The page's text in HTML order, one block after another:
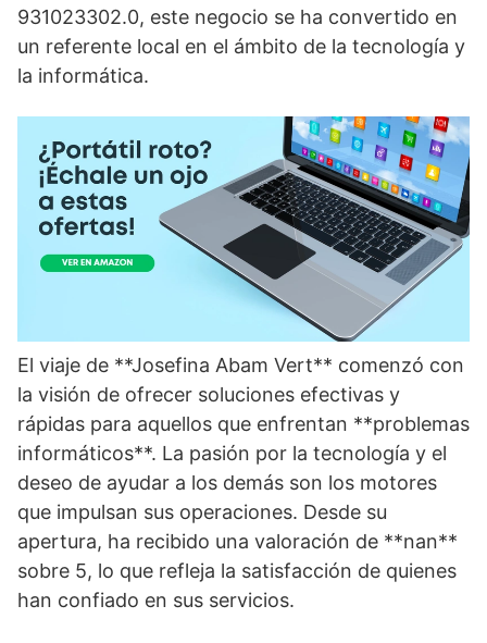
931023302.0, este negocio se ha convertido en
un referente local en el ámbito de la tecnología y
la informática.
El viaje de **Josefina Abam Vert** comenzó con
la visión de ofrecer soluciones efectivas y
rápidas para aquellos que enfrentan **problemas
informáticos**. La pasión por la tecnología y el
deseo de ayudar a los demás son los motores
que impulsan sus operaciones. Desde su
apertura, ha recibido una valoración de **nan**
sobre 5, lo que refleja la satisfacción de quienes
han confiado en sus servicios.